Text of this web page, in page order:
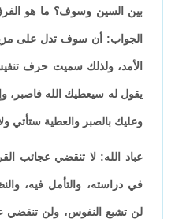
بين السين وسوف؟ ما هو
الجواب: أن سوف تدل على
الأمد، ولذلك سميت حرف
يقول له سيعطيك الله فاصبر،
وعليك بالصبر والعطية ستأتي
عباد الله: لا تنقضي عجائب
في دراسته، والتأمل فيه،
لن تشبع النفوس، ولن تنقضي